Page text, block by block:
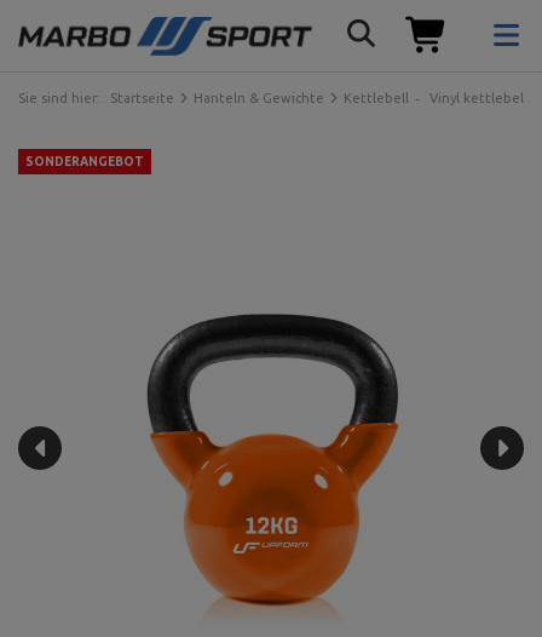
Sie sind hier: Startseite Hanteln & Gewichte Kettlebell Vinyl kettlebell
SONDERANGEBOT